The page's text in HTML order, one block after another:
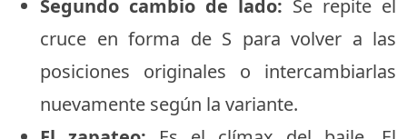
Segundo cambio de lado: Se repite el
cruce en forma de S para volver a las
posiciones originales o intercambiarlas
nuevamente según la variante.